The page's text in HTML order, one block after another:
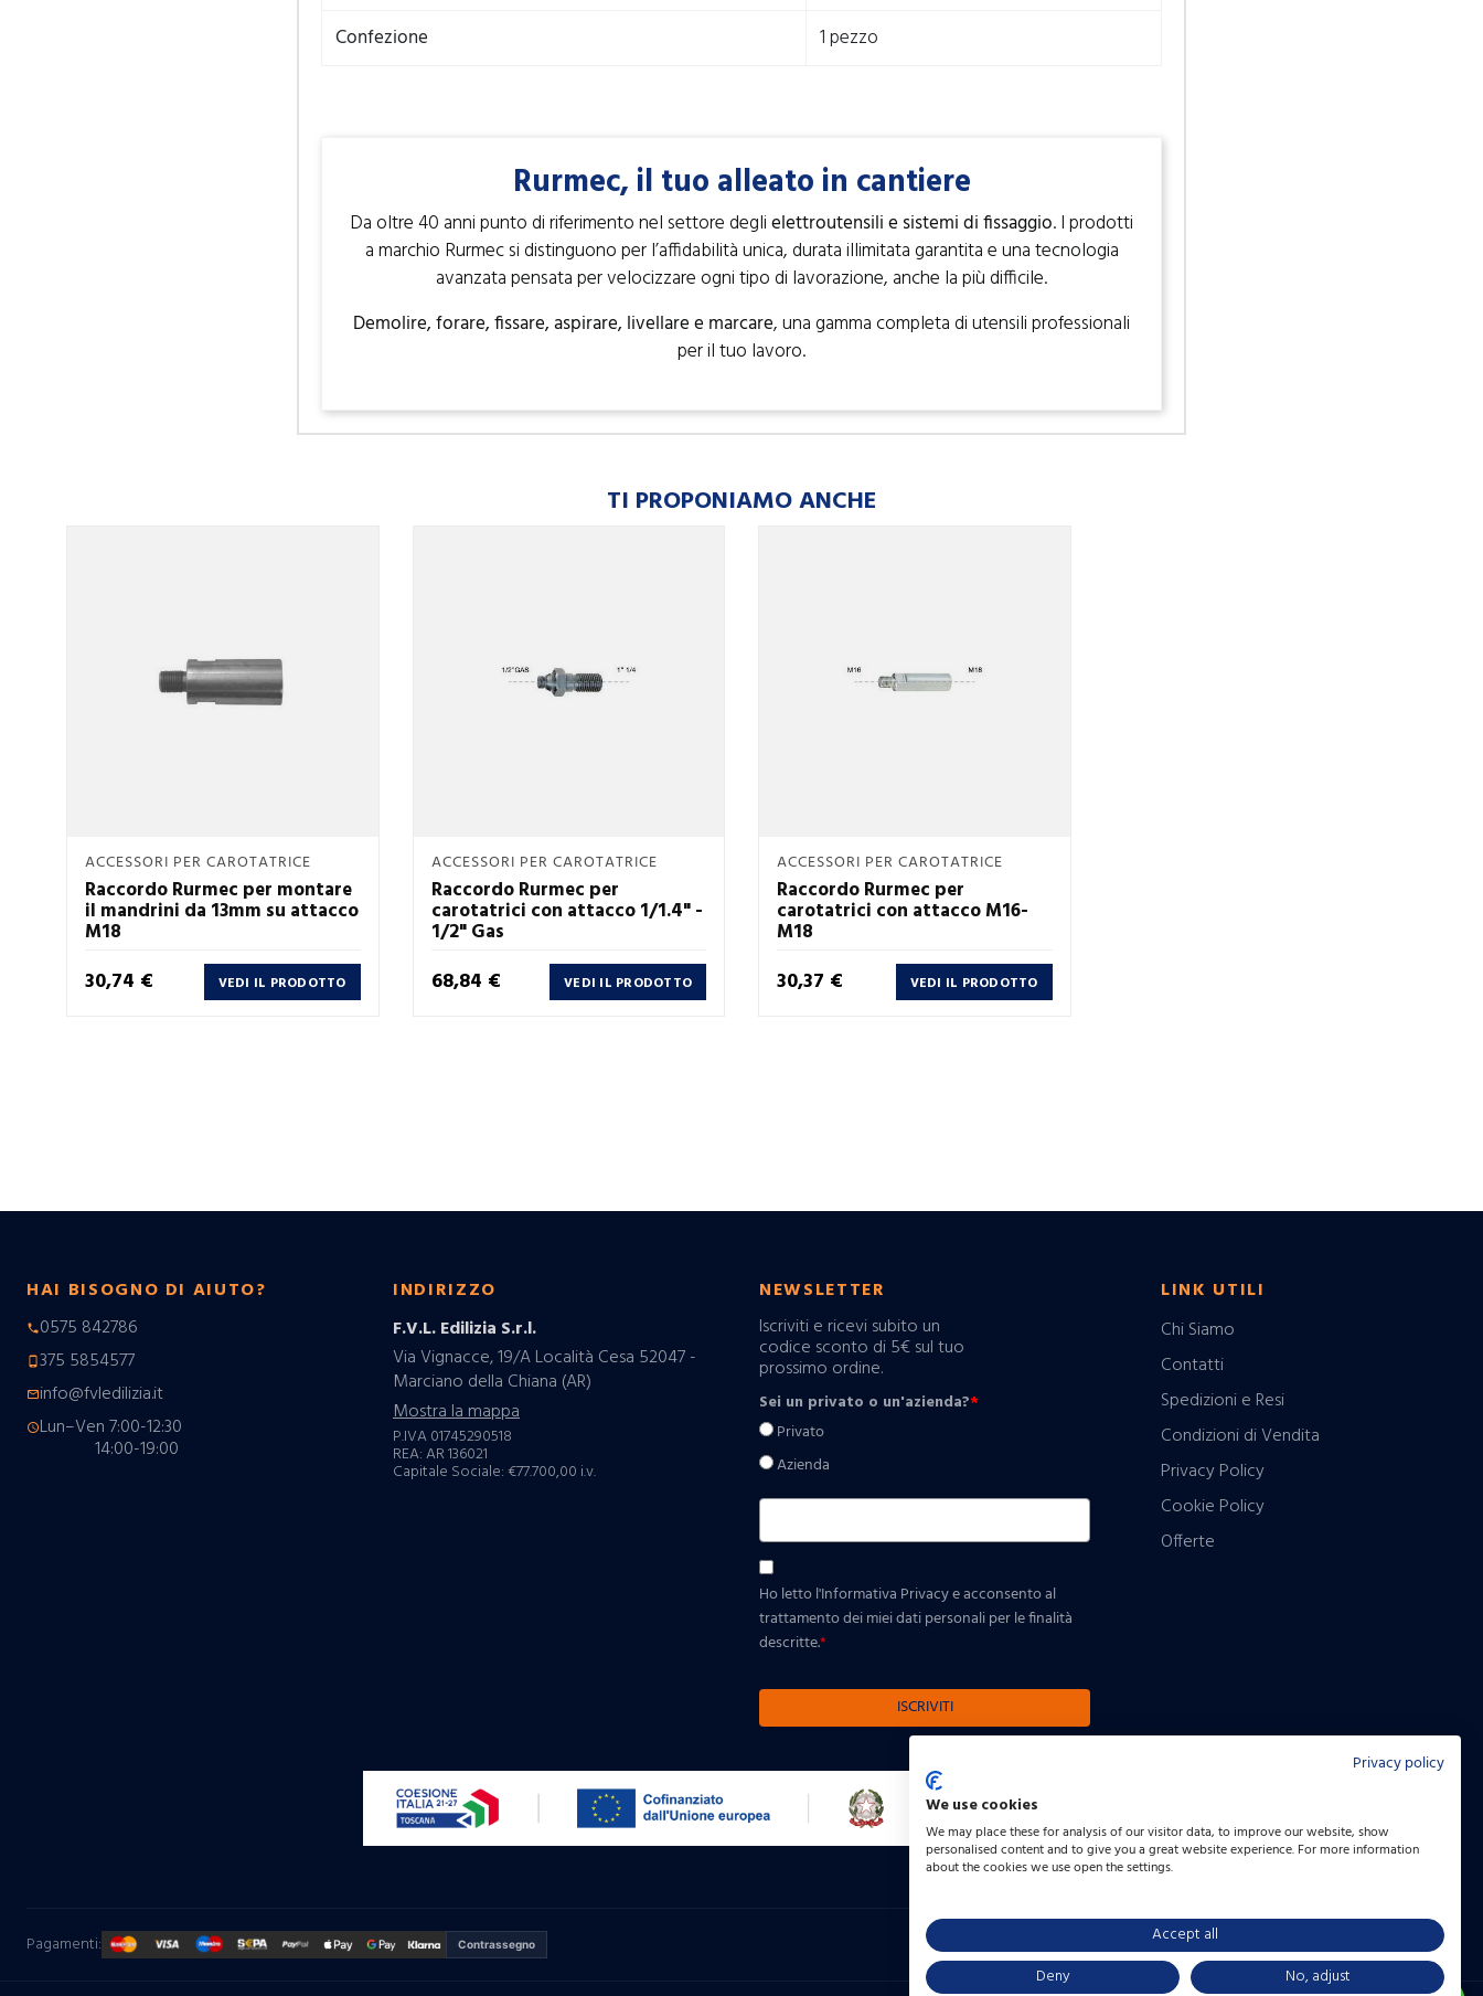
Confezione
1 pezzo
Rurmec, il tuo alleato in cantiere
Da oltre 40 anni punto di riferimento nel settore deglielettroutensili e sistemi di fissaggio. I prodotti
a marchio Rurmec si distinguono per l’affidabilità unica, durata illimitata garantita e una tecnologia
avanzata pensata per velocizzare ogni tipo di lavorazione, anche la più difficile.
Demolire, forare, fissare, aspirare, livellare e marcare, una gamma completa di utensili professionali
per il tuo lavoro.
TI PROPONIAMO ANCHE
Anteprima
ACCESSORI PER CAROTATRICE
Raccordo Rurmec per montare
il mandrini da 13mm su attacco
M18
Prezzo
30,74 € VEDI IL PRODOTTO
Anteprima
ACCESSORI PER CAROTATRICE
Raccordo Rurmec per
carotatrici con attacco 1/1.4" -
1/2" Gas
Prezzo
68,84 € VEDI IL PRODOTTO
Anteprima
ACCESSORI PER CAROTATRICE
Raccordo Rurmec per
carotatrici con attacco M16-
M18
Prezzo
30,37 € VEDI IL PRODOTTO
HAI BISOGNO DI AIUTO?
phone0575 842786
phone_android375 5854577
mail_outlineinfo@fvledilizia.it
scheduleLun–Ven 7:00-12:30
14:00-19:00
INDIRIZZO
F.V.L. Edilizia S.r.l.
Via Vignacce, 19/A Località Cesa 52047 -
Marciano della Chiana (AR)
Mostra la mappa
P.IVA 01745290518
REA: AR 136021
Capitale Sociale: €77.700,00 i.v.
NEWSLETTER
Iscriviti e ricevi subito un
codice sconto di 5€ sul tuo
prossimo ordine.
Sei un privato o un'azienda?*
Privato
Azienda
Ho letto l'Informativa Privacy e acconsento al
trattamento dei miei dati personali per le finalità
descritte.*
ISCRIVITI
LINK UTILI
Chi Siamo
Contatti
Spedizioni e Resi
Condizioni di Vendita
Privacy Policy
Cookie Policy
Offerte
Pagamenti: Contrassegno Seguici: Instagram
Privacy policy
We use cookies
We may place these for analysis of our visitor data, to improve our website, show
personalised content and to give you a great website experience. For more information
about the cookies we use open the settings.
Accept all
Deny
No, adjust